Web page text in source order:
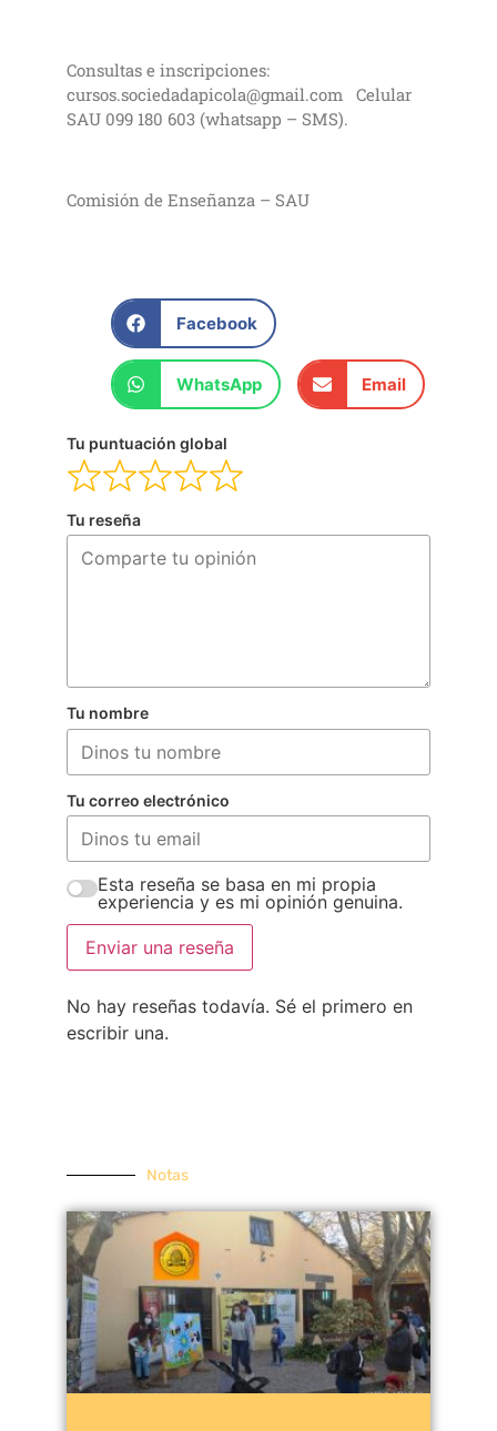
Consultas e inscripciones:
cursos.sociedadapicola@gmail.com Celular
SAU 099 180 603 (whatsapp – SMS).
Comisión de Enseñanza – SAU
Facebook
WhatsApp Email
Tu puntuación global
Tu reseña
Tu nombre
Tu correo electrónico
Esta reseña se basa en mi propia
experiencia y es mi opinión genuina.
Enviar una reseña
No hay reseñas todavía. Sé el primero en
escribir una.
Notas